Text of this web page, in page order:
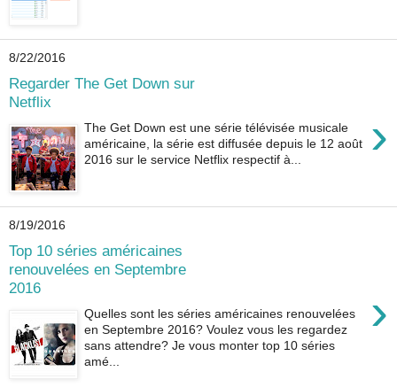
8/22/2016
Regarder The Get Down sur
Netflix
›
The Get Down est une série télévisée musicale
américaine, la série est diffusée depuis le 12 août
2016 sur le service Netflix respectif à...
8/19/2016
Top 10 séries américaines
renouvelées en Septembre
2016
›
Quelles sont les séries américaines renouvelées
en Septembre 2016? Voulez vous les regardez
sans attendre? Je vous monter top 10 séries
amé...